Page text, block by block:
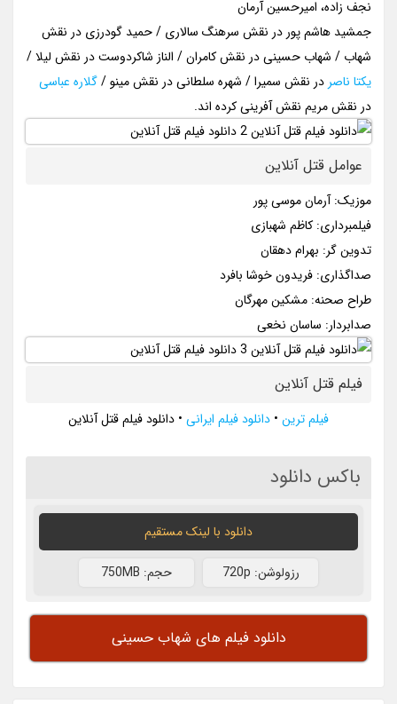
نجف زاده، امیرحسین آرمان
جمشید هاشم پور در نقش سرهنگ سالاری / حمید گودرزی در نقش
شهاب / شهاب حسینی در نقش کامران / الناز شاکردوست در نقش لیلا /
یکتا ناصر در نقش سمیرا / شهره سلطانی در نقش مینو /گلاره عباسی
در نقش مریم نقش آفرینی کرده اند.
عوامل قتل آنلاین
موزیک: آرمان موسی پور
فیلمبرداری: کاظم شهبازی
تدوین گر: بهرام دهقان
صداگذاری: فریدون خوشا بافرد
طراح صحنه: مشکین مهرگان
صدابردار: ساسان نخعی
فیلم قتل آنلاین
فیلم ترین • دانلود فیلم ایرانی • دانلود فیلم قتل آنلاین
باکس دانلود
دانلود با لينک مستقيم
رزولوشن: 720p حجم: 750MB
دانلود فیلم های شهاب حسینی